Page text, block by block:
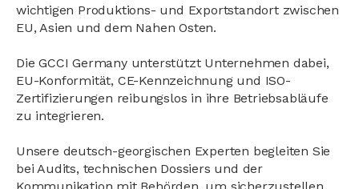
wichtigen Produktions- und Exportstandort zwischen
EU, Asien und dem Nahen Osten.
Die GCCI Germany unterstützt Unternehmen dabei,
EU-Konformität, CE-Kennzeichnung und ISO-
Zertifizierungen reibungslos in ihre Betriebsabläufe
zu integrieren.
Unsere deutsch-georgischen Experten begleiten Sie
bei Audits, technischen Dossiers und der